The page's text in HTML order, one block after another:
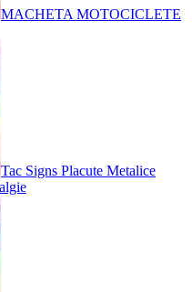
MACHETA MOTOCICLETE
Tac Signs Placute Metalice